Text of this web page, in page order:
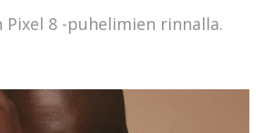
Pixel 8 -puhelimien rinnalla.